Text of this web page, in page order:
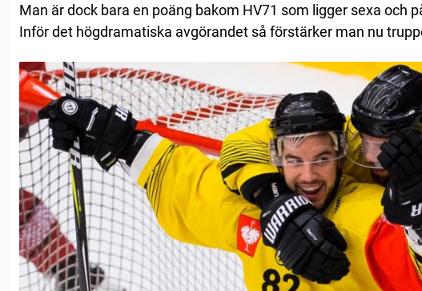
Man är dock bara en poäng bakom HV71 som ligger sexa och
Inför det högdramatiska avgörandet så förstärker man nu